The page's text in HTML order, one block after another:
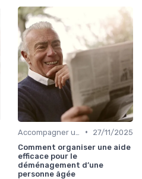
•
27/11/2025
Comment organiser une aide
efficace pour le
déménagement d’une
personne âgée